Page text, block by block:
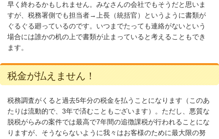
早く終わるかもしれません。みなさんの会社でもそうだと思いま
すが、税務署側でも担当者→上長（統括官）というように書類が
ぐるぐる廻っているのです。いつまでたっても連絡がないという
場合には誰かの机の上で書類が止まっていると考えることもでき
ます。
税金が払えません！
税務調査がくると過去5年分の税金を払うことになります（このあ
たりは流動的で、3年で済むこともございます）。ただし、悪質な
脱税がらみの案件では最高で7年間の追徴課税が行われることにな
りますが、そうならないように我々はお客様のために最大限の努